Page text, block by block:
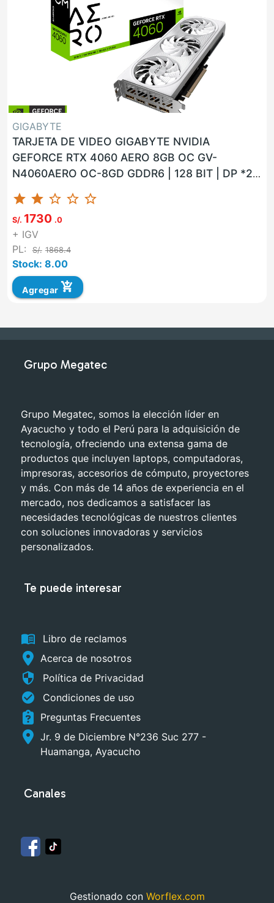
GIGABYTE
TARJETA DE VIDEO GIGABYTE NVIDIA
GEFORCE RTX 4060 AERO 8GB OC GV-
N4060AERO OC-8GD GDDR6 | 128 BIT | DP *2 -
HDMI *2 | 3 FAN
star star star_border star_border star_border
S/. 1730 .0
+ IGV
PL:
S/. 1868.4
Stock: 8.00
Agregar add_shopping_cart
Grupo Megatec
Grupo Megatec, somos la elección líder en
Ayacucho y todo el Perú para la adquisición de
tecnología, ofreciendo una extensa gama de
productos que incluyen laptops, computadoras,
impresoras, accesorios de cómputo, proyectores
y más. Con más de 14 años de experiencia en el
mercado, nos dedicamos a satisfacer las
necesidades tecnológicas de nuestros clientes
con soluciones innovadoras y servicios
personalizados.
Te puede interesar
menu_book
Libro de reclamos
Acerca de nosotros
security Política de Privacidad
check_circle
Condiciones de uso
Preguntas Frecuentes
Jr. 9 de Diciembre N°236 Suc 277 -
Huamanga, Ayacucho
Canales
Gestionado con Worflex.com